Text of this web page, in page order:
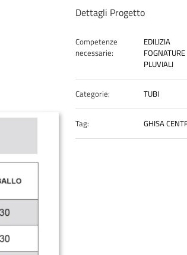
Dettagli Progetto
Competenze
necessarie:
EDILIZIA
FOGNATURE
PLUVIALI
Categorie: TUBI
Tag: GHISA